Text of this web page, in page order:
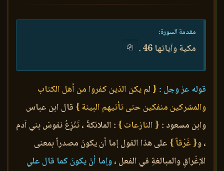
مقدمة السورة:
مكية وآياتها 46 .
قوله عز وجل : { لم يكن الذين كفروا من أهل الكتاب
والمشركين منفكين حتى تأتيهم البينة } قال ابن عباس
وابن مسعود : { النازعات } : الملائكةُ ، تَنْزِعُ نفوسَ بني آدم
، و{ غَرْقاً } على هذا القول إما أن يكونَ مصدراً بمعنى
الإغْراقِ والمبالغةِ في الفعل ،وإما أنْ يكونَ كما قال علي